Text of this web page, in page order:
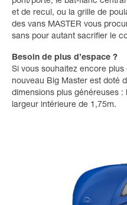
et de recul, ou la grille de
des vans MASTER vous
sans pour autant sacrifier le
Besoin de plus d’espace ?
Si vous souhaitez encore
nouveau Big Master est doté
dimensions plus généreuses
largeur intérieure de 1,75m.